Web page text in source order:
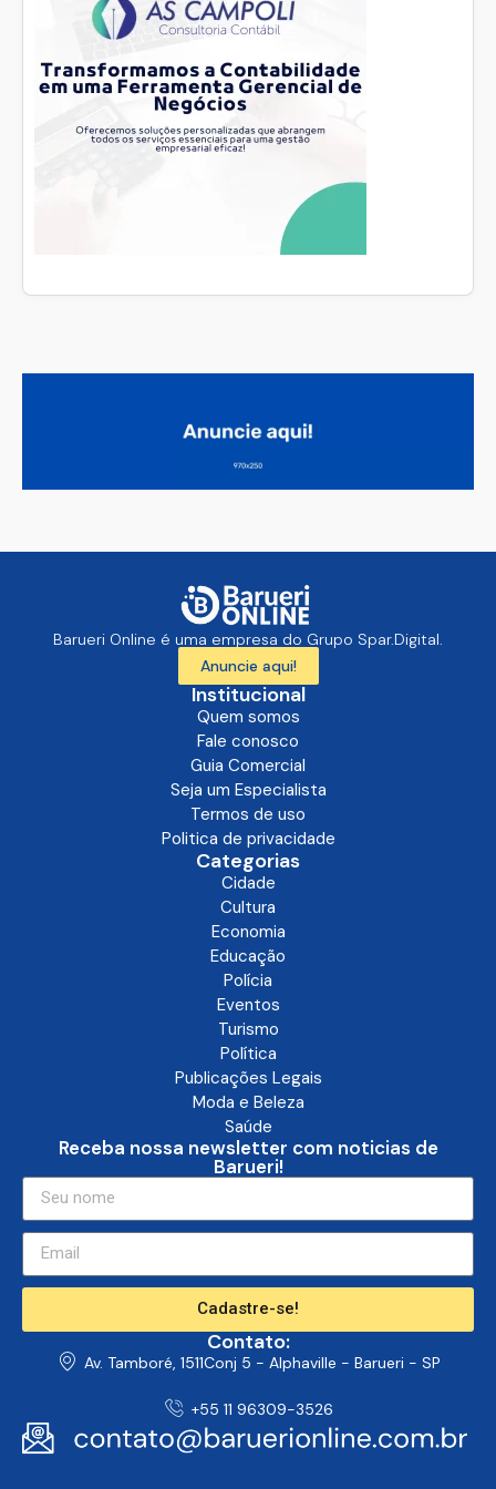
Barueri Online é uma empresa do Grupo Spar.Digital.
Anuncie aqui!
Institucional
Quem somos
Fale conosco
Guia Comercial
Seja um Especialista
Termos de uso
Politica de privacidade
Categorias
Cidade
Cultura
Economia
Educação
Polícia
Eventos
Turismo
Política
Publicações Legais
Moda e Beleza
Saúde
Receba nossa newsletter com noticias de
Barueri!
Cadastre-se!
Contato:
Av. Tamboré, 1511Conj 5 - Alphaville - Barueri - SP
+55 11 96309-3526